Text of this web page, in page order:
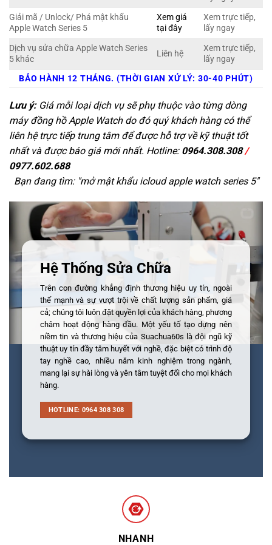
Giải mã / Unlock/ Phá mật khẩu
Apple Watch Series 5
Xem giá
tại đây
Xem trực tiếp,
lấy ngay
Dịch vụ sửa chữa Apple Watch Series
5 khác
Liên hệ
Xem trực tiếp,
lấy ngay
BẢO HÀNH 12 THÁNG. (THỜI GIAN XỬ LÝ: 30-40 PHÚT)
Lưu ý:Giá mỗi loại dịch vụ sẽ phụ thuộc vào từng dòng
máy đồng hồ Apple Watch do đó quý khách hàng có thể
liên hệ trực tiếp trung tâm để được hỗ trợ về kỹ thuật tốt
nhất và được báo giá mới nhất. Hotline: 0964.308.308/
0977.602.688
Bạn đang tìm: "mở mật khẩu icloud apple watch series 5"
Hệ Thống Sửa Chữa
Trên con đường khẳng định thương hiệu uy tín, ngoài
thế mạnh và sự vượt trội về chất lượng sản phẩm, giá
cả; chúng tôi luôn đặt quyền lợi của khách hàng, phương
châm hoạt động hàng đầu. Một yếu tố tạo dựng nên
niềm tin và thương hiệu của Suachua60s là đội ngũ kỹ
thuật uy tín đầy tâm huyết với nghề, đặc biệt có trình độ
tay nghề cao, nhiều năm kinh nghiệm trong ngành,
mang lại sự hài lòng và yên tâm tuyệt đối cho mọi khách
hàng.
HOTLINE: 0964 308 308
NHANH